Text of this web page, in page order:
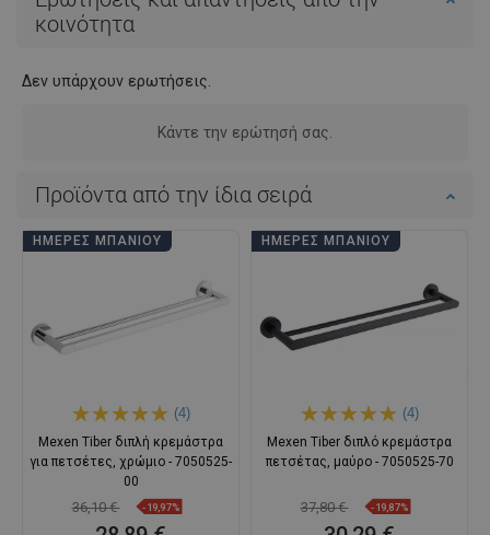
κοινότητα
Δεν υπάρχουν ερωτήσεις.
Κάντε την ερώτησή σας.
Προϊόντα από την ίδια σειρά
ΗΜΈΡΕΣ ΜΠΆΝΙΟΥ
(4)
Mexen Tiber διπλή κρεμάστρα
για πετσέτες, χρώμιο - 7050525-
00
36,10 € -19,97%
ΗΜΈΡΕΣ ΜΠΆΝΙΟΥ
(4)
Mexen Tiber διπλό κρεμάστρα
πετσέτας, μαύρο - 7050525-70
37,80 € -19,87%